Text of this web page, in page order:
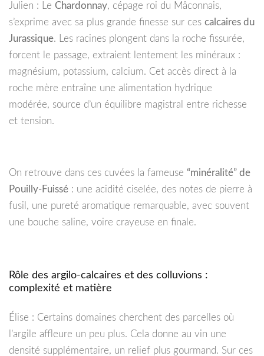
Julien : Le Chardonnay, cépage roi du Mâconnais,
s’exprime avec sa plus grande finesse sur ces calcaires du
Jurassique. Les racines plongent dans la roche fissurée,
forcent le passage, extraient lentement les minéraux :
magnésium, potassium, calcium. Cet accès direct à la
roche mère entraîne une alimentation hydrique
modérée, source d’un équilibre magistral entre richesse
et tension.
On retrouve dans ces cuvées la fameuse “minéralité” de
Pouilly-Fuissé : une acidité ciselée, des notes de pierre à
fusil, une pureté aromatique remarquable, avec souvent
une bouche saline, voire crayeuse en finale.
Rôle des argilo-calcaires et des colluvions :
complexité et matière
Élise : Certains domaines cherchent des parcelles où
l’argile affleure un peu plus. Cela donne au vin une
densité supplémentaire, un relief plus gourmand. Sur ces